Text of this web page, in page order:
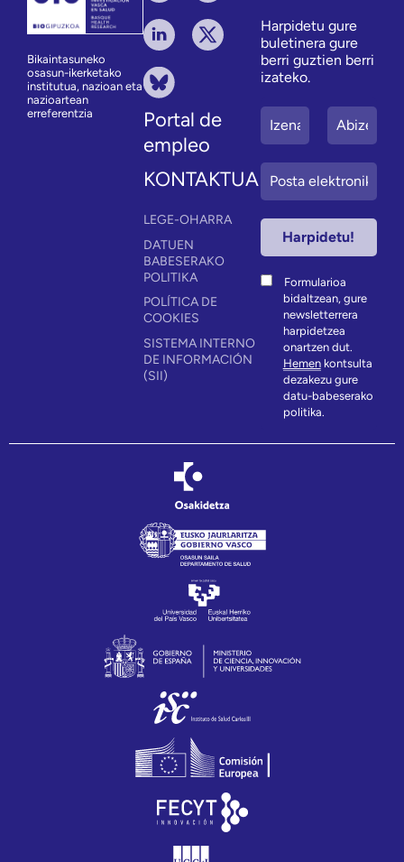
Bikaintasuneko
osasun-ikerketako
institutua, nazioan eta
nazioartean
erreferentzia
Portal de
empleo
KONTAKTUA
LEGE-OHARRA
DATUEN
BABESERAKO
POLITIKA
POLÍTICA DE
COOKIES
SISTEMA INTERNO
DE INFORMACIÓN
(SII)
Harpidetu gure
buletinera gure
berri guztien berri
izateko.
Formularioa
bidaltzean, gure
newsletterrera
harpidetzea
onartzen dut.
Hemenkontsulta
dezakezu gure
datu-babeserako
politika.